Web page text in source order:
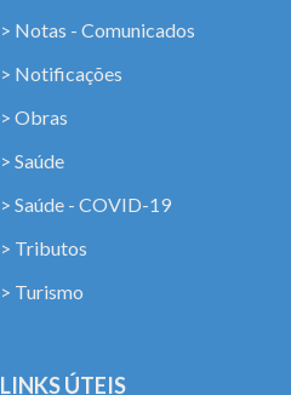
> Notas - Comunicados
> Notificações
> Obras
> Saúde
> Saúde - COVID-19
> Tributos
> Turismo
LINKS ÚTEIS